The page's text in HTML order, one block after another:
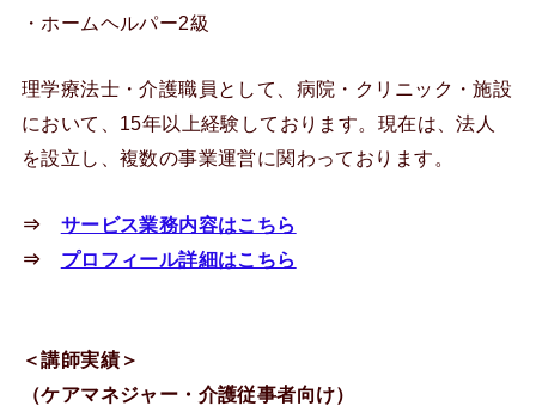
・ホームヘルパー2級
理学療法士・介護職員として、病院・クリニック・施設
において、15年以上経験しております。現在は、法人
を設立し、複数の事業運営に関わっております。
⇒ サービス業務内容はこちら
⇒ プロフィール詳細はこちら
＜講師実績＞
（ケアマネジャー・介護従事者向け）